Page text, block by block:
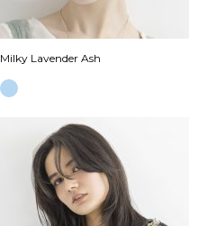
Milky Lavender Ash